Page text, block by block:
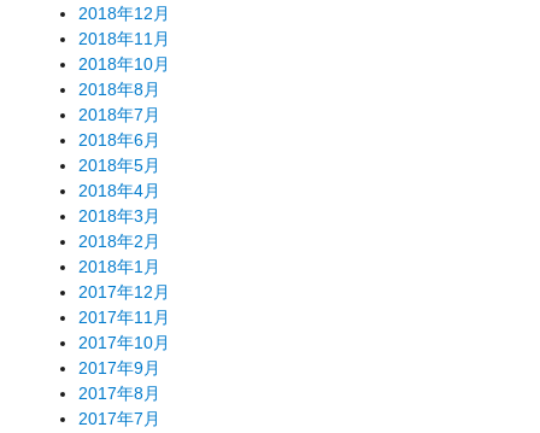
2018年12月
2018年11月
2018年10月
2018年8月
2018年7月
2018年6月
2018年5月
2018年4月
2018年3月
2018年2月
2018年1月
2017年12月
2017年11月
2017年10月
2017年9月
2017年8月
2017年7月